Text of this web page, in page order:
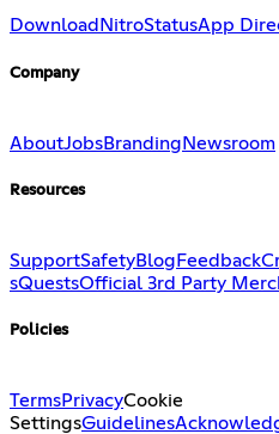
Download NitroStatusApp
Company
AboutJobsBranding Newsroom
Resources
SupportSafetyBlog Feedback
sQuestsOfficial 3rd Party
Policies
TermsPrivacyCookie
SettingsGuidelines